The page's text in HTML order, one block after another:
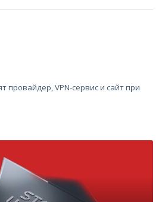
провайдер, VPN-сервис и сайт при